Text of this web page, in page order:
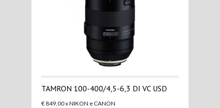
TAMRON 100-400/4,5-6,3 DI VC USD
€ 849,00 x NIKON e CANON